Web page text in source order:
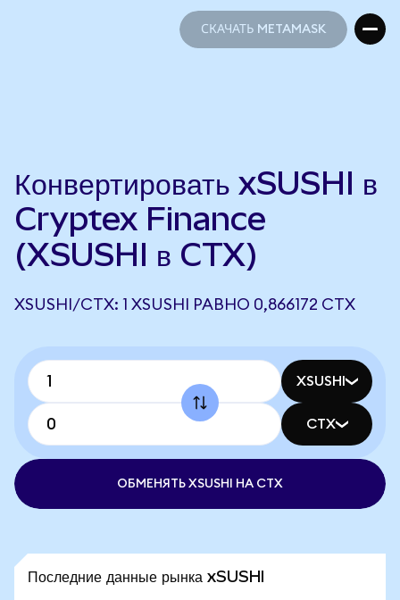
СКАЧАТЬ METAMASK
Конвертировать xSUSHI в
Cryptex Finance
(XSUSHI в CTX)
XSUSHI/CTX: 1 XSUSHI РАВНО 0,866172 CTX
XSUSHI
CTX
ОБМЕНЯТЬ XSUSHI НА CTX
Последние данные рынка xSUSHI